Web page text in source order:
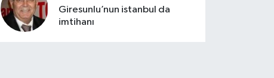
Giresunlu’nun istanbul da
imtihanı